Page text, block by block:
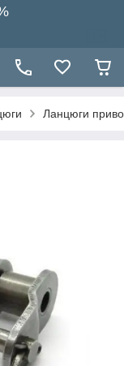
Ланцюги